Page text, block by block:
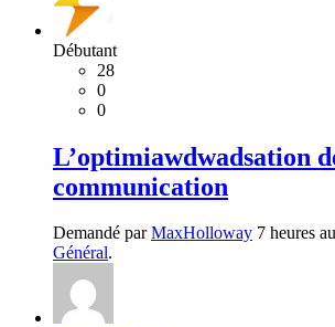
Débutant
28
0
0
L’optimiawdwadsation
communication
Demandé parMaxHolloway 7 heures
Général.